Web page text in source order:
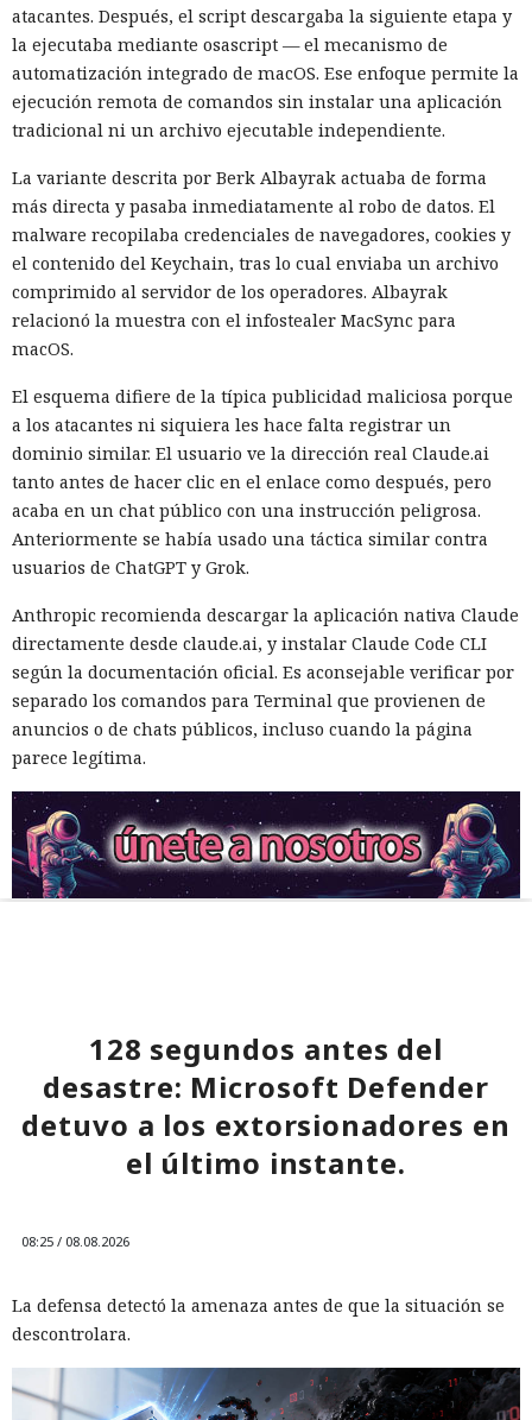
atacantes. Después, el script descargaba la siguiente etapa y
la ejecutaba mediante osascript — el mecanismo de
automatización integrado de macOS. Ese enfoque permite la
ejecución remota de comandos sin instalar una aplicación
tradicional ni un archivo ejecutable independiente.
La variante descrita por Berk Albayrak actuaba de forma
más directa y pasaba inmediatamente al robo de datos. El
malware recopilaba credenciales de navegadores, cookies y
el contenido del Keychain, tras lo cual enviaba un archivo
comprimido al servidor de los operadores. Albayrak
relacionó la muestra con el infostealer MacSync para
macOS.
El esquema difiere de la típica publicidad maliciosa porque
a los atacantes ni siquiera les hace falta registrar un
dominio similar. El usuario ve la dirección real Claude.ai
tanto antes de hacer clic en el enlace como después, pero
acaba en un chat público con una instrucción peligrosa.
Anteriormente se había usado una táctica similar contra
usuarios de ChatGPT y Grok.
Anthropic recomienda descargar la aplicación nativa Claude
directamente desde claude.ai, y instalar Claude Code CLI
según la documentación oficial. Es aconsejable verificar por
separado los comandos para Terminal que provienen de
anuncios o de chats públicos, incluso cuando la página
parece legítima.
128 segundos antes del
desastre: Microsoft Defender
detuvo a los extorsionadores en
el último instante.
08:25 / 08.08.2026
La defensa detectó la amenaza antes de que la situación se
descontrolara.